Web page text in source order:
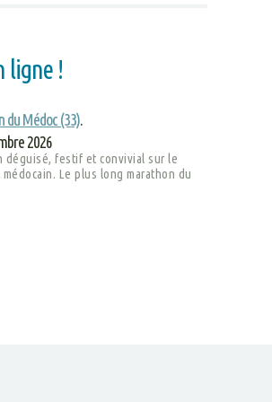
ligne !
du Médoc (33)
2026
déguisé, festif et convivial sur le
Le plus long marathon du